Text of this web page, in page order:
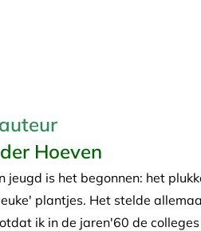
Hoeven
jeugd is het begonnen: het
plantjes. Het stelde
ik in de jaren'60 de